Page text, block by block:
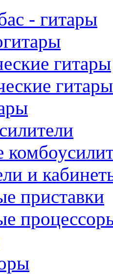
- гитары
гитары
гитары
и
приставки